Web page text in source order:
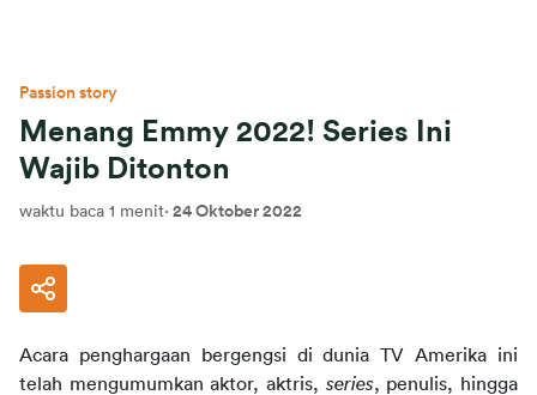
Passion story
Menang Emmy 2022! Series Ini
Wajib Ditonton
waktu baca 1 menit· 24 Oktober 2022
Acara penghargaan bergengsi di dunia TV Amerika ini
telah mengumumkan aktor, aktris, series, penulis, hingga